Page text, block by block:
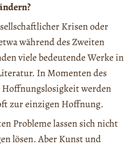
Krisen oder
während des Zweiten
viele bedeutende Werke in
In Momenten des
Hoffnungslosigkeit werden
zur einzigen Hoffnung.
Probleme lassen sich nicht
lösen. Aber Kunst und